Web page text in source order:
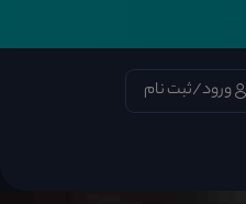
ورود/ثبت نام